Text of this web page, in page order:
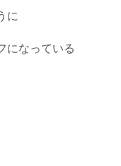
に
になっている